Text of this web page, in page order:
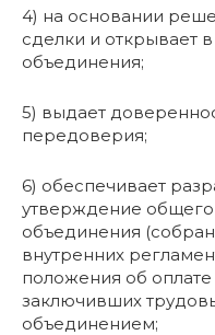
4) на основании
сделки и открывает в
объединения;
5) выдает
передоверия;
6) обеспечивает
утверждение общего
объединения
внутренних
положения об
заключивших
объединением;